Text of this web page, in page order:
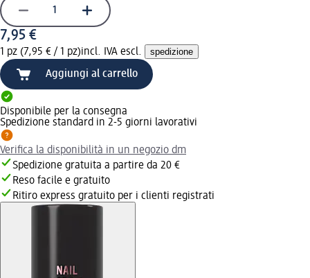
7,95 €
1 pz (7,95 € / 1 pz)incl. IVA escl. spedizione
Aggiungi al carrello
Disponibile per la consegna
Spedizione standard in 2-5 giorni lavorativi
Verifica la disponibilità in un negozio dm
Spedizione gratuita a partire da 20 €
Reso facile e gratuito
Ritiro express gratuito per i clienti registrati